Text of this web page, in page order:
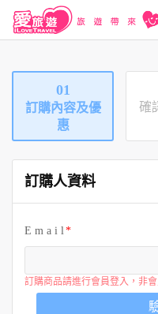
01
訂購內容及優
惠
確
訂購人資料
E m a i l
訂購商品請進行會員登入，非